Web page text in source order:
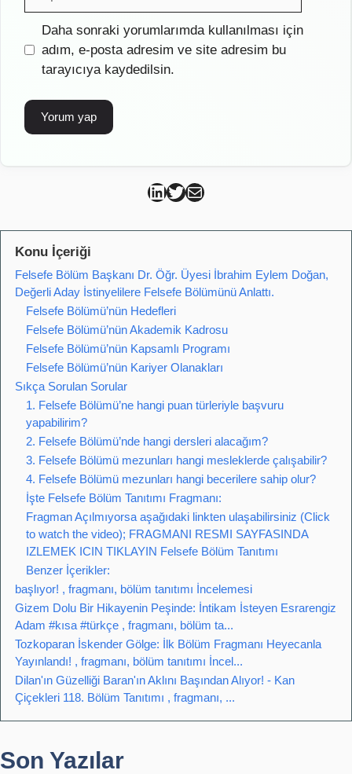
posta
İnternet
sitesi
Daha sonraki yorumlarımda kullanılması için
adım, e-posta adresim ve site adresim bu
tarayıcıya kaydedilsin.
Can Kütahya Linkedin
Can Kütahya Twitter
Can Kütahya Mail
Konu İçeriği
Felsefe Bölüm Başkanı Dr. Öğr. Üyesi İbrahim Eylem Doğan,
Değerli Aday İstinyelilere Felsefe Bölümünü Anlattı.
Felsefe Bölümü’nün Hedefleri
Felsefe Bölümü’nün Akademik Kadrosu
Felsefe Bölümü’nün Kapsamlı Programı
Felsefe Bölümü’nün Kariyer Olanakları
Sıkça Sorulan Sorular
1. Felsefe Bölümü’ne hangi puan türleriyle başvuru
yapabilirim?
2. Felsefe Bölümü’nde hangi dersleri alacağım?
3. Felsefe Bölümü mezunları hangi mesleklerde çalışabilir?
4. Felsefe Bölümü mezunları hangi becerilere sahip olur?
İşte Felsefe Bölüm Tanıtımı Fragmanı:
Fragman Açılmıyorsa aşağıdaki linkten ulaşabilirsiniz (Click
to watch the video); FRAGMANI RESMI SAYFASINDA
IZLEMEK ICIN TIKLAYIN Felsefe Bölüm Tanıtımı
Benzer İçerikler:
başlıyor! , fragmanı, bölüm tanıtımı İncelemesi
Gizem Dolu Bir Hikayenin Peşinde: İntikam İsteyen Esrarengiz
Adam #kısa #türkçe , fragmanı, bölüm ta...
Tozkoparan İskender Gölge: İlk Bölüm Fragmanı Heyecanla
Yayınlandı! , fragmanı, bölüm tanıtımı İncel...
Dilan'ın Güzelliği Baran'ın Aklını Başından Alıyor! - Kan
Çiçekleri 118. Bölüm Tanıtımı , fragmanı, ...
Son Yazılar